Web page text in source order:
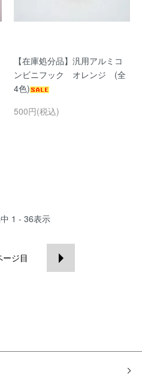
【在庫処分品】汎用アルミコ
ンビニフック オレンジ (全
4色)
500円(税込)
1 - 36表示
ージ目